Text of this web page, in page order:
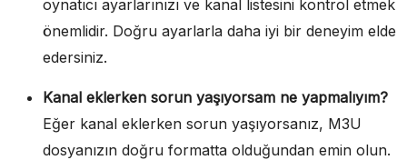
oynatıcı ayarlarınızı ve kanal listesini kontrol etmek
önemlidir. Doğru ayarlarla daha iyi bir deneyim elde
edersiniz.
Kanal eklerken sorun yaşıyorsam ne yapmalıyım?
Eğer kanal eklerken sorun yaşıyorsanız, M3U
dosyanızın doğru formatta olduğundan emin olun.